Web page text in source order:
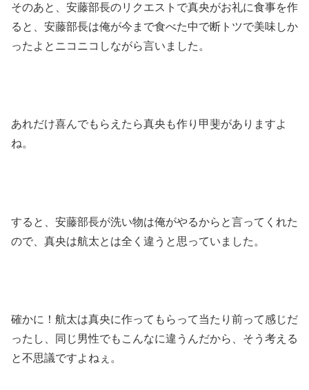
そのあと、安藤部長のリクエストで真央がお礼に食事を作
ると、安藤部長は俺が今まで食べた中で断トツで美味しか
ったよとニコニコしながら言いました。
あれだけ喜んでもらえたら真央も作り甲斐がありますよ
ね。
すると、安藤部長が洗い物は俺がやるからと言ってくれた
ので、真央は航太とは全く違うと思っていました。
確かに！航太は真央に作ってもらって当たり前って感じだ
ったし、同じ男性でもこんなに違うんだから、そう考える
と不思議ですよねぇ。